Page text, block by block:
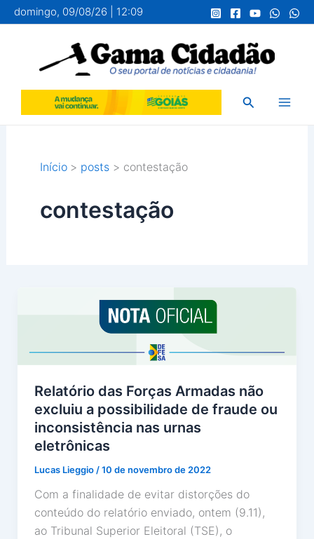
para
conteúdo
domingo, 09/08/26 | 12:09
Pesquisar
Início posts contestação
contestação
Relatório das Forças Armadas não
excluiu a possibilidade de fraude ou
inconsistência nas urnas
eletrônicas
Lucas Lieggio /10 de novembro de 2022
Com a finalidade de evitar distorções do
conteúdo do relatório enviado, ontem (9.11),
ao Tribunal Superior Eleitoral (TSE), o